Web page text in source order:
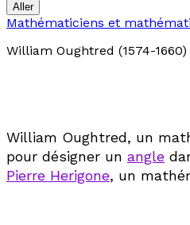
Aller
Mathématiciens et
William Oughtred (1574-1660)
William Oughtred, un
pour désigner un angle
Pierre Herigone, un